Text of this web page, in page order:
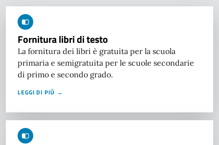
Fornitura libri di testo
La fornitura dei libri è gratuita per la scuola
primaria e semigratuita per le scuole secondarie
di primo e secondo grado.
LEGGI DI PIÙ →